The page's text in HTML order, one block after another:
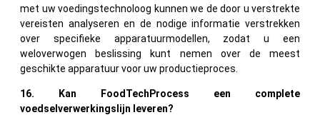
met uw voedingstechnoloog kunnen we de door u verstrekte
vereisten analyseren en de nodige informatie verstrekken
over specifieke apparatuurmodellen, zodat u een
weloverwogen beslissing kunt nemen over de meest
geschikte apparatuur voor uw productieproces.
16. Kan FoodTechProcess een complete
voedselverwerkingslijn leveren?